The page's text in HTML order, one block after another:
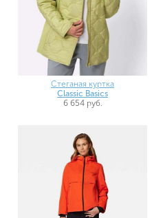
Стеганая куртка
Classic Basics
6 654 руб.